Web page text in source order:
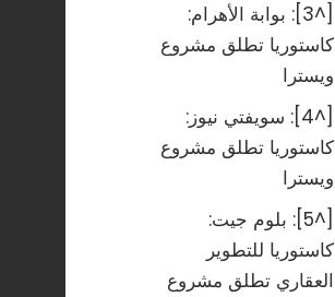
[^3]:
بوابة الأهرام:
كاستوريا تطلق مشروع
ويسترا
[^4]:
سويفتي نيوز:
كاستوريا تطلق مشروع
ويسترا
[^5]:
بلوم جيت:
كاستوريا للتطوير
العقاري تطلق مشروع